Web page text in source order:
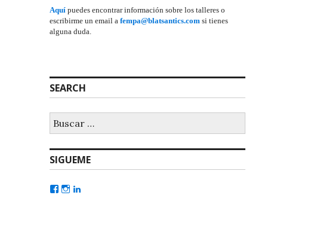
Aquí puedes encontrar información sobre los talleres o
escribirme un email a fempa@blatsantics.com si tienes
alguna duda.
SEARCH
SIGUEME